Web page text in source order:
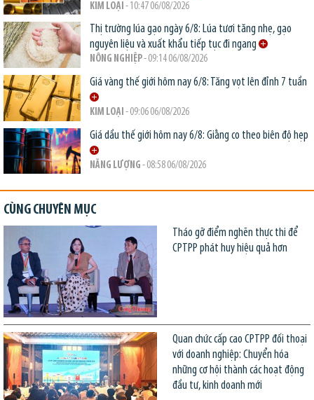
KIM LOẠI - 10:47 06/08/2026
Thị trường lúa gạo ngày 6/8: Lúa tươi tăng nhẹ, gạo
nguyên liệu và xuất khẩu tiếp tục đi ngang
NÔNG NGHIỆP- 09:14 06/08/2026
Giá vàng thế giới hôm nay 6/8: Tăng vọt lên đỉnh 7 tuần
KIM LOẠI - 09:06 06/08/2026
Giá dầu thế giới hôm nay 6/8: Giằng co theo biên độ hẹp
NĂNG LƯỢNG - 08:58 06/08/2026
CÙNG CHUYÊN MỤC
Tháo gỡ điểm nghẽn thực thi để
CPTPP phát huy hiệu quả hơn
Quan chức cấp cao CPTPP đối thoại
với doanh nghiệp: Chuyển hóa
những cơ hội thành các hoạt động
đầu tư, kinh doanh mới